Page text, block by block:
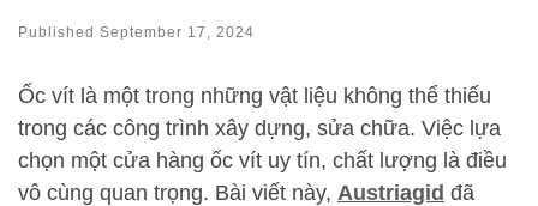
Published September 17, 2024
Ốc vít là một trong những vật liệu không thể thiếu
trong các công trình xây dựng, sửa chữa. Việc lựa
chọn một cửa hàng ốc vít uy tín, chất lượng là điều
vô cùng quan trọng. Bài viết này, Austriagid đã